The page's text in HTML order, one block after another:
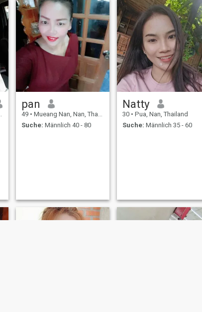
pan
49 • Mueang Nan, Nan, Thailand
Suche: Männlich 40 - 80
Natty
30 • Pua, Nan, Thailand
Suche: Männlich 35 - 60